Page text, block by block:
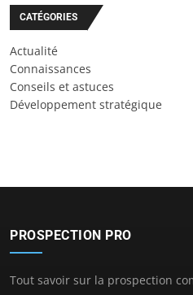
CATÉGORIES
Actualité
Connaissances
Conseils et astuces
Développement stratégique
PROSPECTION PRO
Tout savoir sur la prospection